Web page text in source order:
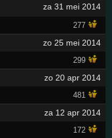
za 31 mei 2014
277
zo 25 mei 2014
299
zo 20 apr 2014
481
za 12 apr 2014
172